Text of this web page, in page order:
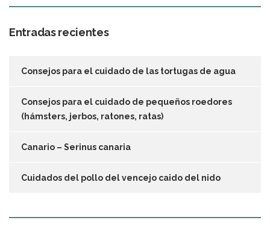
Entradas recientes
Consejos para el cuidado de las tortugas de agua
Consejos para el cuidado de pequeños roedores
(hámsters, jerbos, ratones, ratas)
Canario – Serinus canaria
Cuidados del pollo del vencejo caido del nido